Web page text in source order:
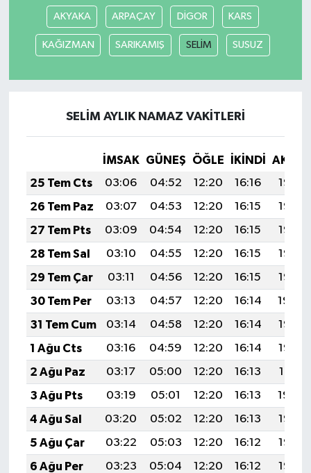
AKYAKA ARPAÇAY DİGOR KARS
KAĞIZMAN SARIKAMIŞ SELİM SUSUZ
SELİM AYLIK NAMAZ VAKITLERI
İMSAK GÜNEŞ ÖĞLE İKINDI
25 Tem Cts
03:06 04:52 12:20 16:16
19:38
26 Tem Paz
03:07 04:53 12:20 16:15
19:38
27 Tem Pts
03:09 04:54 12:20 16:15
19:37
28 Tem Sal
03:10 04:55 12:20 16:15
19:36
29 Tem Çar
03:11 04:56 12:20 16:15
19:35
30 Tem Per
03:13 04:57 12:20 16:14
19:34
31 Tem Cum
03:14 04:58 12:20 16:14
19:33
1 Ağu Cts
03:16 04:59 12:20 16:14
19:32
2 Ağu Paz
03:17 05:00 12:20 16:13
19:31
3 Ağu Pts
03:19 05:01 12:20 16:13
19:30
4 Ağu Sal
03:20 05:02 12:20 16:13
19:28
5 Ağu Çar
03:22 05:03 12:20 16:12
19:27
6 Ağu Per
03:23 05:04 12:20 16:12
19:26